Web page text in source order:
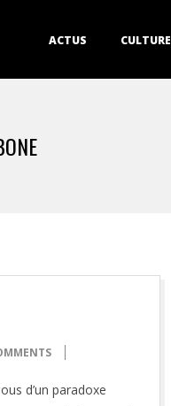
ACTUS CULTURE
d’un paradoxe